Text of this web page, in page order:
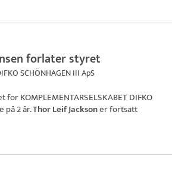
forlater styret
SCHÖNHAGEN III ApS
forKOMPLEMENTARSELSKABET DIFKO
2 år.Thor Leif Jacksoner fortsatt